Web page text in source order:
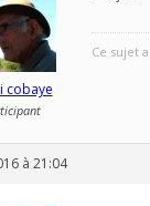
cobaye
Ce sujet
à 21:04